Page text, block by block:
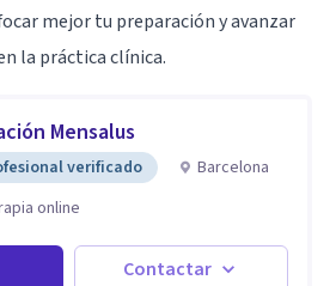
mejor tu preparación y avanzar
la práctica clínica.
Mensalus
verificado
Barcelona
online
Contactar